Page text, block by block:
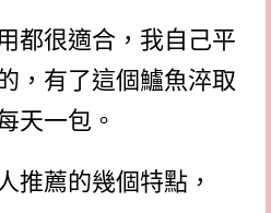
都很適合，我自己平
，有了這個鱸魚淬取
天一包。
推薦的幾個特點，